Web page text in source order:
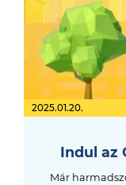
2025.01.20.
Indul az
Már